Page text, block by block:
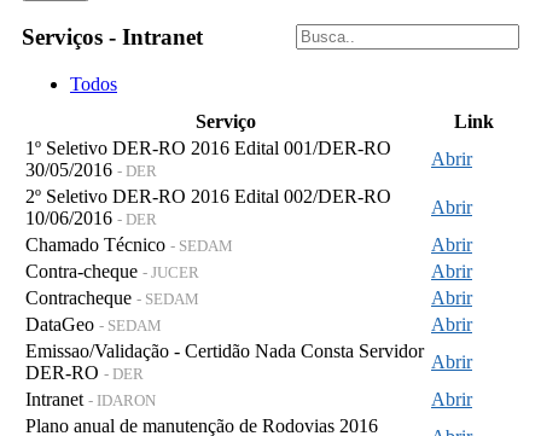
Serviços - Intranet
Todos
Serviço
Link
1º Seletivo DER-RO 2016 Edital 001/DER-RO
30/05/2016 - DER
Abrir
2º Seletivo DER-RO 2016 Edital 002/DER-RO
10/06/2016 - DER
Abrir
Chamado Técnico - SEDAM
Abrir
Contra-cheque - JUCER
Abrir
Contracheque - SEDAM
Abrir
DataGeo - SEDAM
Abrir
Emissao/Validação - Certidão Nada Consta Servidor
DER-RO - DER
Abrir
Intranet - IDARON
Abrir
Plano anual de manutenção de Rodovias 2016